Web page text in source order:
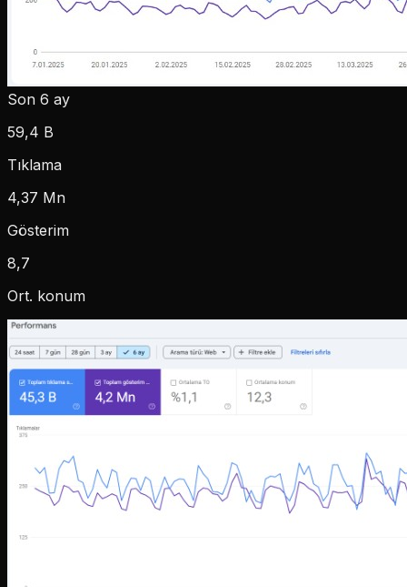
Son 6 ay
59,4 B
Tıklama
4,37 Mn
Gösterim
8,7
Ort. konum